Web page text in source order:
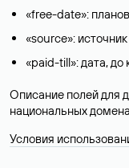
«free-date»:
«source»:
«paid-till»: дата,
Описание полей для
национальных
Условия